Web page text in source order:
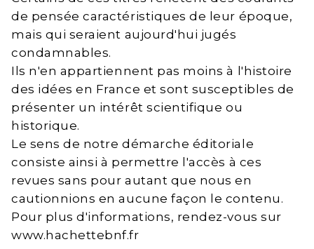
de pensée caractéristiques de leur époque,
mais qui seraient aujourd'hui jugés
condamnables.
Ils n'en appartiennent pas moins à l'histoire
des idées en France et sont susceptibles de
présenter un intérêt scientifique ou
historique.
Le sens de notre démarche éditoriale
consiste ainsi à permettre l'accès à ces
revues sans pour autant que nous en
cautionnions en aucune façon le contenu.
Pour plus d'informations, rendez-vous sur
www.hachettebnf.fr